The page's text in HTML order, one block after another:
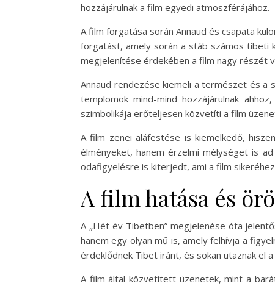
hozzájárulnak a film egyedi atmoszférájához.
A film forgatása során Annaud és csapata
forgatást, amely során a stáb számos tibeti
megjelenítése érdekében a film nagy részét
Annaud rendezése kiemeli a természet és a
templomok mind-mind hozzájárulnak
szimbolikája erőteljesen közvetíti a film
A film zenei aláfestése is kiemelkedő,
élményeket, hanem érzelmi mélységet is
odafigyelésre is kiterjedt, ami a film
A film hatása és
A „Hét év Tibetben” megjelenése óta
hanem egy olyan mű is, amely felhívja a
érdeklődnek Tibet iránt, és sokan utaznak el
A film által közvetített üzenetek, mint a